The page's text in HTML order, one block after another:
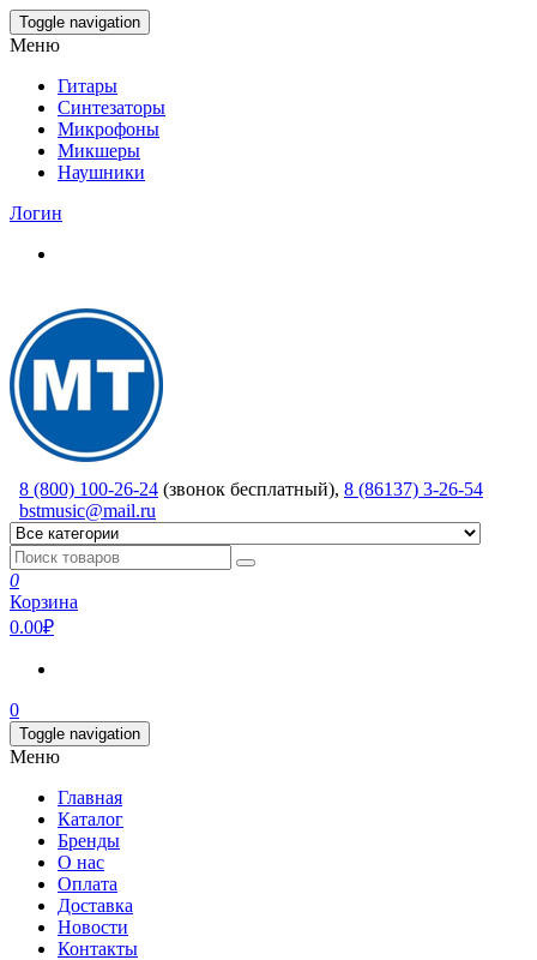
Skip
to
content
Toggle navigation
Меню
Гитары
Синтезаторы
Микрофоны
Микшеры
Наушники
Логин
8 (800) 100-26-24 (звонок бесплатный), 8 (86137) 3-26-54
bstmusic@mail.ru
0
Корзина
0.00₽
0
Toggle navigation
Меню
Главная
Каталог
Бренды
О нас
Оплата
Доставка
Новости
Контакты